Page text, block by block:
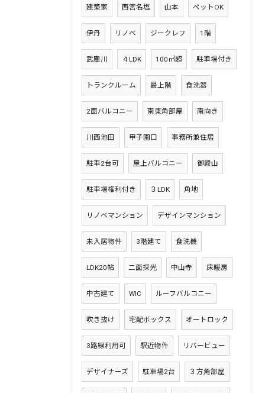
建築家 西宮名塩 山本 ペットOK
伊丹 リノベ ジークレフ 1階
武庫川 ４LDK 100㎡超 駐車場付き
トランクルーム 最上階 食洗器
2面バルコニー 南東角部屋 南向き
川西池田 甲子園口 事務所兼住居
駐車2台可 屋上バルコニー 御殿山
駐車場権利付き ３LDK 角地
リノベマンション デザインマンション
未入居物件 3階建て 食洗機
LDK20帖 二面採光 中山寺 床暖房
中古建て WIC ルーフバルコニー
吹き抜け 宅配ボックス オートロック
3路線利用可 駅近物件 リバービュー
デザイナーズ 駐車場2台 ３方角部屋